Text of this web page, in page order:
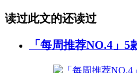
读过此文的还读过
「每周推荐NO.4」